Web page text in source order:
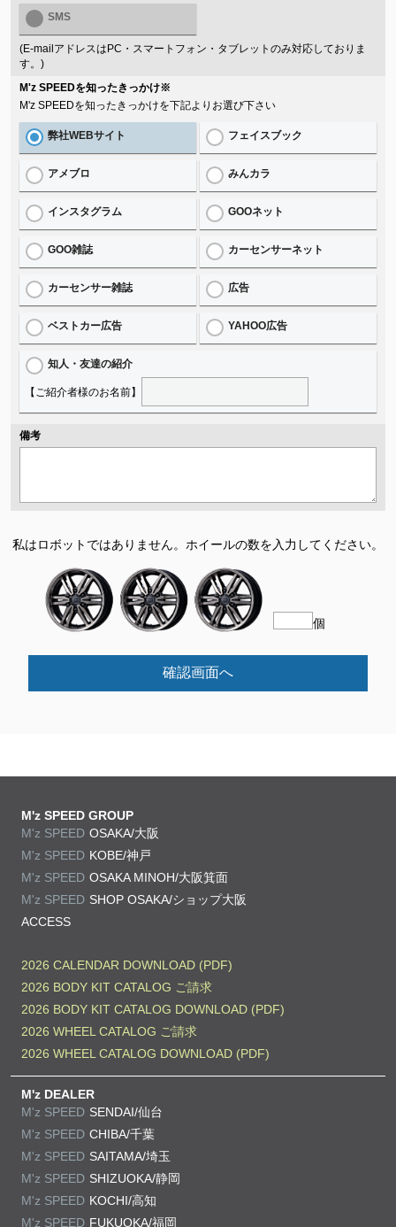
SMS
(E-mailアドレスはPC・スマートフォン・タブレットのみ対応しておりま
す。)
M'z SPEEDを知ったきっかけ※
M'z SPEEDを知ったきっかけを下記よりお選び下さい
弊社WEBサイト フェイスブック
アメブロ みんカラ
インスタグラム GOOネット
GOO雑誌 カーセンサーネット
カーセンサー雑誌 広告
ベストカー広告 YAHOO広告
知人・友達の紹介
【ご紹介者様のお名前】
備考
私はロボットではありません。 ホイールの数を入力してください。
個
確認画面へ
M'z SPEED GROUP
M'z SPEED OSAKA/大阪
M'z SPEED KOBE/神戸
M'z SPEED OSAKA MINOH/大阪箕面
M'z SPEED SHOP OSAKA/ショップ大阪
ACCESS
2026 CALENDAR DOWNLOAD (PDF)
2026 BODY KIT CATALOG ご請求
2026 BODY KIT CATALOG DOWNLOAD (PDF)
2026 WHEEL CATALOG ご請求
2026 WHEEL CATALOG DOWNLOAD (PDF)
M'z DEALER
M'z SPEED SENDAI/仙台
M'z SPEED CHIBA/千葉
M'z SPEED SAITAMA/埼玉
M'z SPEED SHIZUOKA/静岡
M'z SPEED KOCHI/高知
M'z SPEED FUKUOKA/福岡